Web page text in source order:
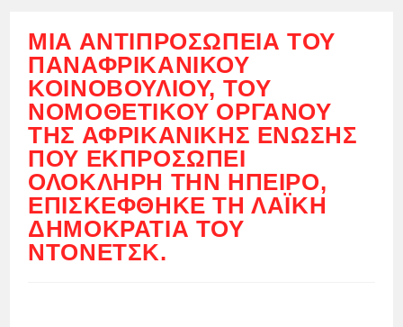
ΜΙΑ ΑΝΤΙΠΡΟΣΩΠΕΊΑ ΤΟΥ
ΠΑΝΑΦΡΙΚΑΝΙΚΟΎ
ΚΟΙΝΟΒΟΥΛΊΟΥ, ΤΟΥ
ΝΟΜΟΘΕΤΙΚΟΎ ΟΡΓΆΝΟΥ
ΤΗΣ ΑΦΡΙΚΑΝΙΚΉΣ ΈΝΩΣΗΣ
ΠΟΥ ΕΚΠΡΟΣΩΠΕΊ
ΟΛΌΚΛΗΡΗ ΤΗΝ ΉΠΕΙΡΟ,
ΕΠΙΣΚΈΦΘΗΚΕ ΤΗ ΛΑΪΚΉ
ΔΗΜΟΚΡΑΤΊΑ ΤΟΥ
ΝΤΟΝΈΤΣΚ.